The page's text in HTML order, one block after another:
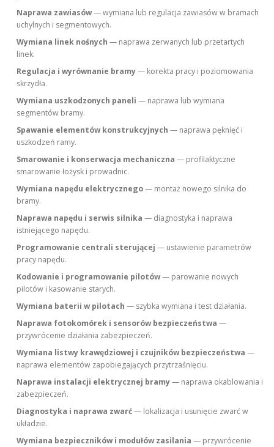
Naprawa zawiasów— wymiana lub regulacja zawiasów w bramach
uchylnych i segmentowych.
Wymiana linek nośnych — naprawa zerwanych lub przetartych
linek.
Regulacja i wyrównanie bramy— korekta pracy i poziomowania
skrzydła.
Wymiana uszkodzonych paneli — naprawa lub wymiana
segmentów bramy.
Spawanie elementów konstrukcyjnych — naprawa pęknięć i
uszkodzeń ramy.
Smarowanie i konserwacja mechaniczna — profilaktyczne
smarowanie łożysk i prowadnic.
Wymiana napędu elektrycznego— montaż nowego silnika do
bramy.
Naprawa napędu i serwis silnika — diagnostyka i naprawa
istniejącego napędu.
Programowanie centrali sterującej — ustawienie parametrów
pracy napędu.
Kodowanie i programowanie pilotów— parowanie nowych
pilotów i kasowanie starych.
Wymiana baterii w pilotach — szybka wymiana i test działania.
Naprawa fotokomórek i sensorów bezpieczeństwa —
przywrócenie działania zabezpieczeń.
Wymiana listwy krawędziowej i czujników bezpieczeństwa —
naprawa elementów zapobiegających przytrzaśnięciu.
Naprawa instalacji elektrycznej bramy— naprawa okablowania i
zabezpieczeń.
Diagnostyka i naprawa zwarć— lokalizacja i usunięcie zwarć w
układzie.
Wymiana bezpieczników i modułów zasilania — przywrócenie